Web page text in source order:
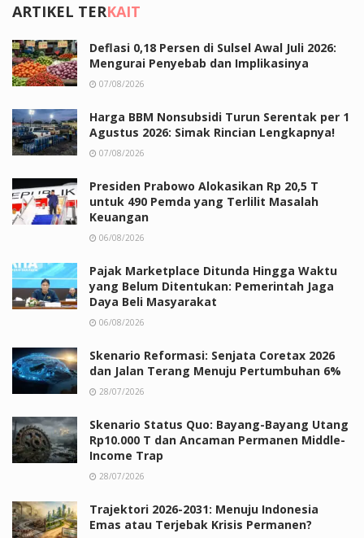
ARTIKEL TERKAIT
Deflasi 0,18 Persen di Sulsel Awal Juli 2026:
Mengurai Penyebab dan Implikasinya
07/08/2026
Harga BBM Nonsubsidi Turun Serentak per 1
Agustus 2026: Simak Rincian Lengkapnya!
07/08/2026
Presiden Prabowo Alokasikan Rp 20,5 T
untuk 490 Pemda yang Terlilit Masalah
Keuangan
06/08/2026
Pajak Marketplace Ditunda Hingga Waktu
yang Belum Ditentukan: Pemerintah Jaga
Daya Beli Masyarakat
06/08/2026
Skenario Reformasi: Senjata Coretax 2026
dan Jalan Terang Menuju Pertumbuhan 6%
28/07/2026
Skenario Status Quo: Bayang-Bayang Utang
Rp10.000 T dan Ancaman Permanen Middle-
Income Trap
28/07/2026
Trajektori 2026-2031: Menuju Indonesia
Emas atau Terjebak Krisis Permanen?